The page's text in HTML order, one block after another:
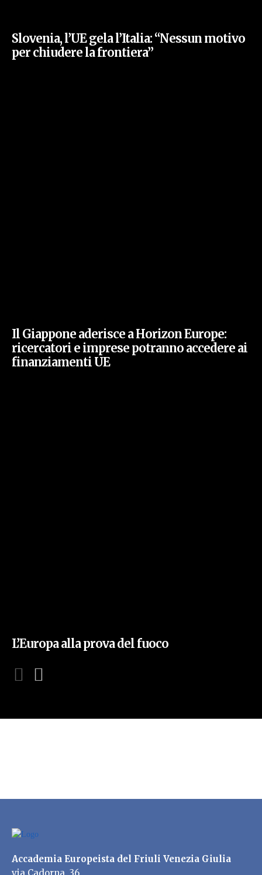
Slovenia, l’UE gela l’Italia: “Nessun motivo
per chiudere la frontiera”
Il Giappone aderisce a Horizon Europe:
ricercatori e imprese potranno accedere ai
finanziamenti UE
L’Europa alla prova del fuoco
Accademia Europeista del Friuli Venezia Giulia